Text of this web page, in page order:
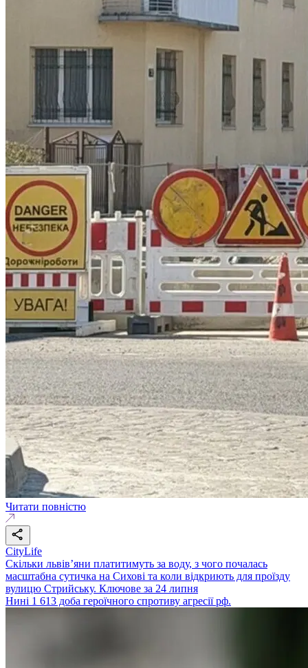
Читати повністю
CityLife
Скільки львів’яни платитимуть за воду, з чого почалась
масштабна сутичка на Сихові та коли відкриють для проїзду
вулицю Стрийську. Ключове за 24 липня
Нині 1 613 доба героїчного спротиву агресії рф.